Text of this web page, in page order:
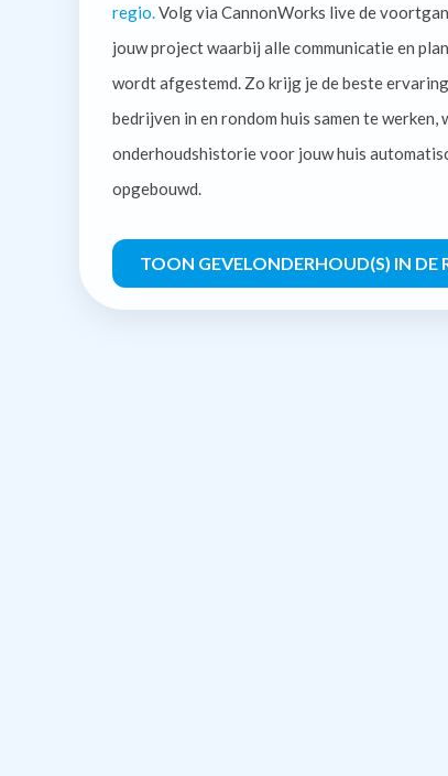
regio. Volg via CannonWorks live de
jouw project waarbij alle communicatie en
wordt afgestemd. Zo krijg je de beste
bedrijven in en rondom huis samen te werken,
onderhoudshistorie voor jouw huis
opgebouwd.
TOON GEVELONDERHOUD(S) IN DE